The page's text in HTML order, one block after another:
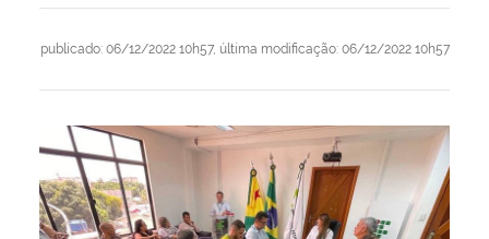
publicado: 06/12/2022 10h57, última modificação: 06/12/2022 10h57